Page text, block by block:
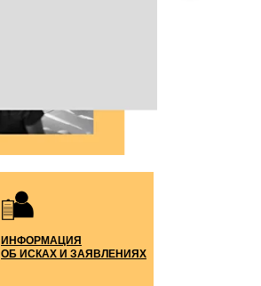
ИНФОРМАЦИЯ
ОБ ИСКАХ И ЗАЯВЛЕНИЯХ